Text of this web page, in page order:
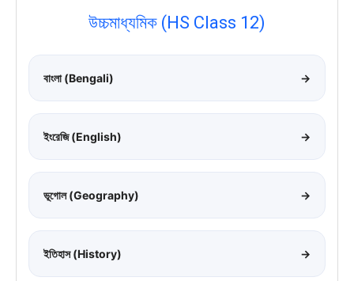
উচ্চমাধ্যমিক (HS Class 12)
বাংলা (Bengali) →
ইংরেজি (English) →
ভূগোল (Geography) →
ইতিহাস (History) →